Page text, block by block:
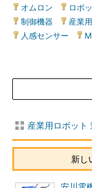
オムロン ロボ
制御機器
産業
人感センサー
産業用ロボット
新し